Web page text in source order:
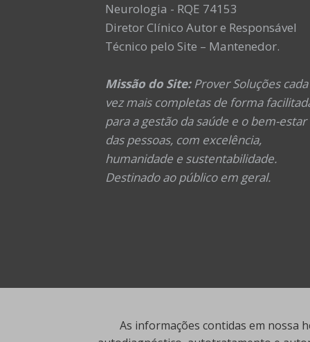
Neurologia - RQE 74153
Diretor Clínico Autor e Responsável
Técnico pelo Site – Mantenedor.
Missão do Site:Prover Soluções cada
vez mais completas de forma
para a gestão da saúde e o bem-estar
das pessoas, com excelência,
humanidade e sustentabilidade.
Destinado ao público em geral.
As informações contidas em nossa